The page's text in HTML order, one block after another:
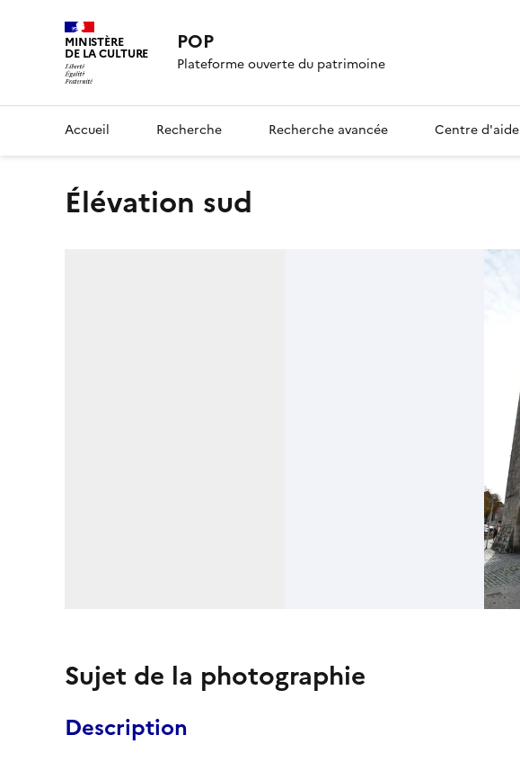
MINISTÈRE
DE LA CULTURE POP
Plateforme ouverte du patrimoine
Accueil Recherche Recherche avancée Centre d'aide
élévation sud
Sujet de la photographie
Description